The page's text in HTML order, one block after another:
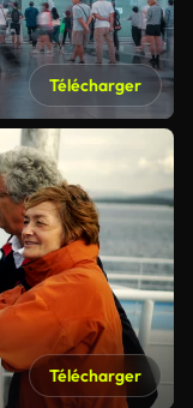
Télécharger
Télécharger